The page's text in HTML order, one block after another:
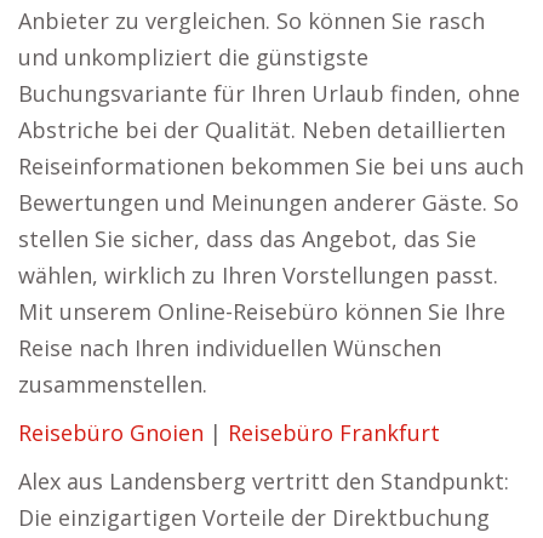
Anbieter zu vergleichen. So können Sie rasch
und unkompliziert die günstigste
Buchungsvariante für Ihren Urlaub finden, ohne
Abstriche bei der Qualität. Neben detaillierten
Reiseinformationen bekommen Sie bei uns auch
Bewertungen und Meinungen anderer Gäste. So
stellen Sie sicher, dass das Angebot, das Sie
wählen, wirklich zu Ihren Vorstellungen passt.
Mit unserem Online-Reisebüro können Sie Ihre
Reise nach Ihren individuellen Wünschen
zusammenstellen.
Reisebüro Gnoien | Reisebüro Frankfurt
Alex aus Landensberg vertritt den Standpunkt:
Die einzigartigen Vorteile der Direktbuchung